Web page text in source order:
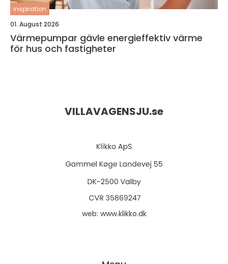
inspiration
01. August 2026
Värmepumpar gävle energieffektiv värme
för hus och fastigheter
VILLAVAGENSJU.se
web: www.klikko.dk